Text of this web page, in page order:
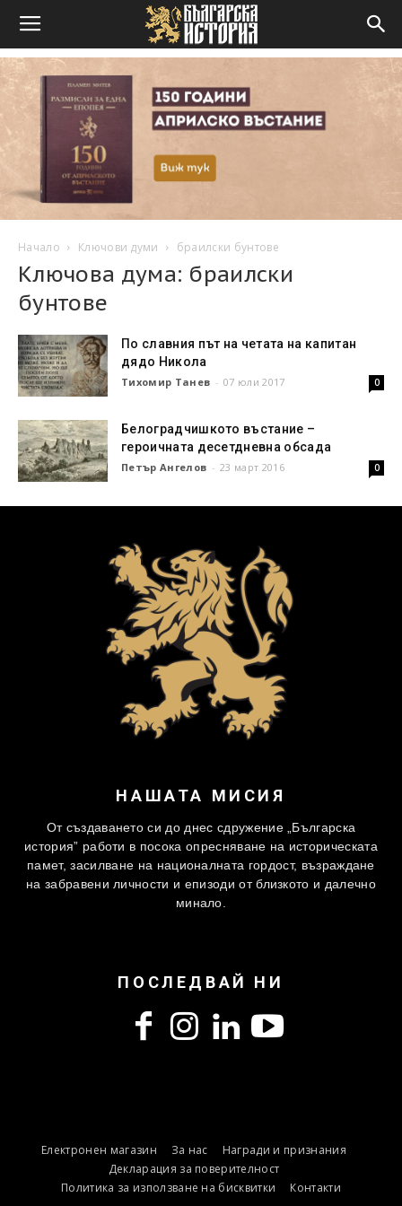
Начало Ключови думи браилски бунтове
Ключова дума: браилски
бунтове
По славния път на четата на капитан
дядо Никола
Тихомир Танев - 07 юли 2017 0
Белоградчишкото въстание –
героичната десетдневна обсада
Петър Ангелов - 23 март 2016 0
НАШАТА МИСИЯ
От създаването си до днес сдружение „Българска
история” работи в посока опресняване на историческата
памет, засилване на националната гордост, възраждане
на забравени личности и епизоди от близкото и далечно
минало.
ПОСЛЕДВАЙ НИ
Електронен магазин За нас
Награди и признания
Декларация за поверителност
Политика за използване на бисквитки
Контакти